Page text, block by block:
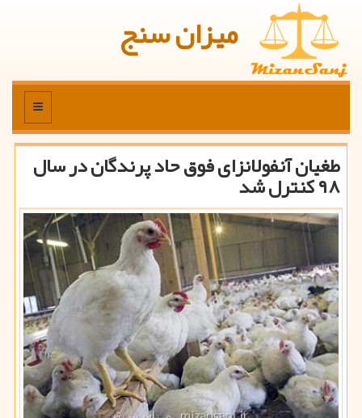
میزان سنج
منو
طغیان آنفولانزای فوق حاد پرندگان در سال
۹۸ كنترل شد